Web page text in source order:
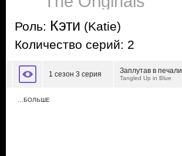
Роль: Кэти (Katie)
Количество серий: 2
1 сезон 3 серия Заплутав в печали
Tangled Up in Blue
…БОЛЬШЕ